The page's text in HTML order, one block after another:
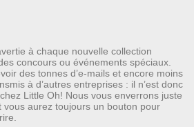
à chaque nouvelle collection
concours ou événements spéciaux.
des tonnes d’e-mails et encore moins
à d’autres entreprises : il n’est donc
Little Oh! Nous vous enverrons juste
vous aurez toujours un bouton pour